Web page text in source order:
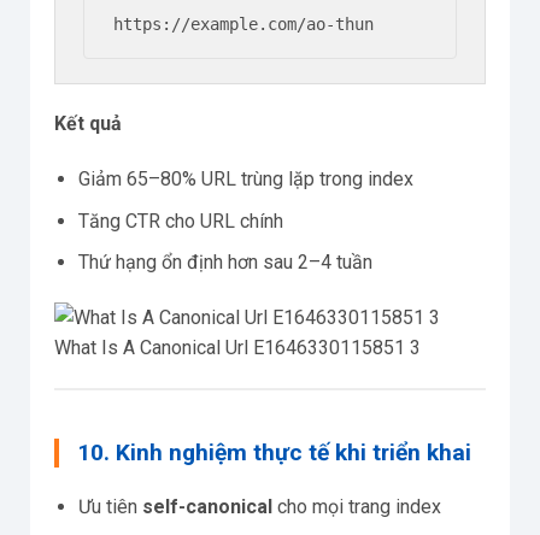
Kết quả
Giảm 65–80% URL trùng lặp trong index
Tăng CTR cho URL chính
Thứ hạng ổn định hơn sau 2–4 tuần
What Is A Canonical Url E1646330115851 3
10. Kinh nghiệm thực tế khi triển khai
Ưu tiên self-canonical cho mọi trang index